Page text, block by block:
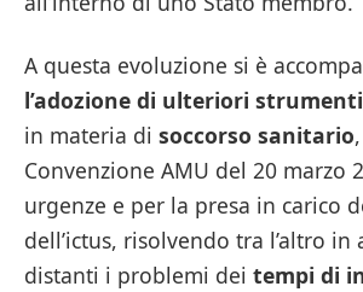
A questa evoluzione si è
l’adozione di ulteriori strumenti
in materia di soccorso sanitario
Convenzione AMU del 20 marzo
urgenze e per la presa in carico
dell’ictus, risolvendo tra l’altro in
distanti i problemi dei tempi di